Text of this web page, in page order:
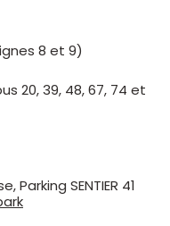
8 et 9)
20, 39, 48, 67, 74 et
Parking SENTIER 41